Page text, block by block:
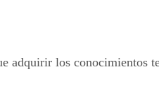
adquirir los conocimientos